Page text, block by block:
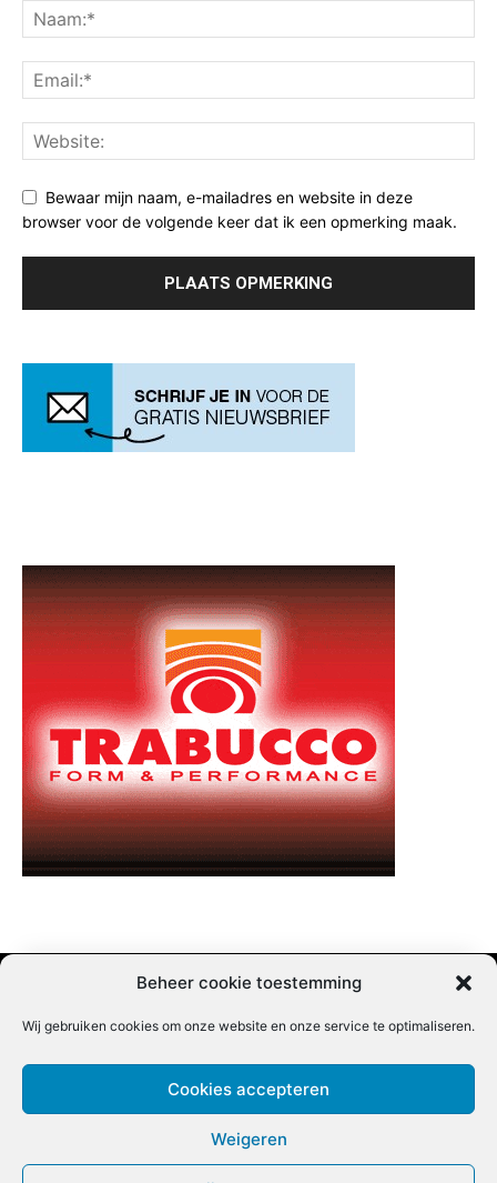
Beheer cookie toestemming
Wij gebruiken cookies om onze website en onze service te optimaliseren.
Cookies accepteren
Weigeren
Bewaar mijn naam, e-mailadres en website in deze
browser voor de volgende keer dat ik een opmerking maak.
Nieuwsbrief inschrijven | Partner content